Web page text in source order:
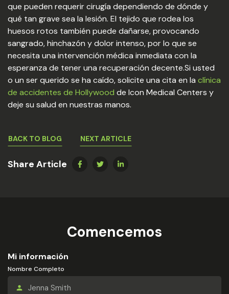
que pueden requerir cirugía dependiendo de dónde y
qué tan grave sea la lesión. El tejido que rodea los
huesos rotos también puede dañarse, provocando
sangrado, hinchazón y dolor intenso, por lo que se
necesita una intervención médica inmediata con la
esperanza de tener una recuperación decente.Si usted
o un ser querido se ha caído, solicite una cita en la clínica
de accidentes de Hollywood de Icon Medical Centers y
deje su salud en nuestras manos.
BACK TO BLOG NEXT ARTICLE
Share Article
Comencemos
Mi información
Nombre Completo